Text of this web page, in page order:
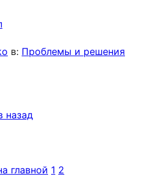
в: Проблемы и решения
назад
главной 1 2